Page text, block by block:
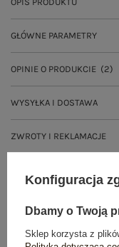
GŁÓWNE PARAMETRY
OPINIE O PRODUKCIE (2)
WYSYŁKA I DOSTAWA
ZWROTY I REKLAMACJE
Konfiguracja
Dbamy o Twoją
Sklep korzysta z